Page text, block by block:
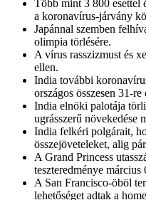
Több mint 3 800 esettel
a koronavírus-járvány
Japánnal szemben
olimpia törlésére.
A vírus rasszizmust és
ellen.
India további
országos összesen 31-re
India elnöki palotája
ugrásszerű növekedése
India felkéri polgárait,
összejöveteleket, alig
A Grand Princess
teszteredménye március
A San Francisco-öböl
lehetőséget adtak a